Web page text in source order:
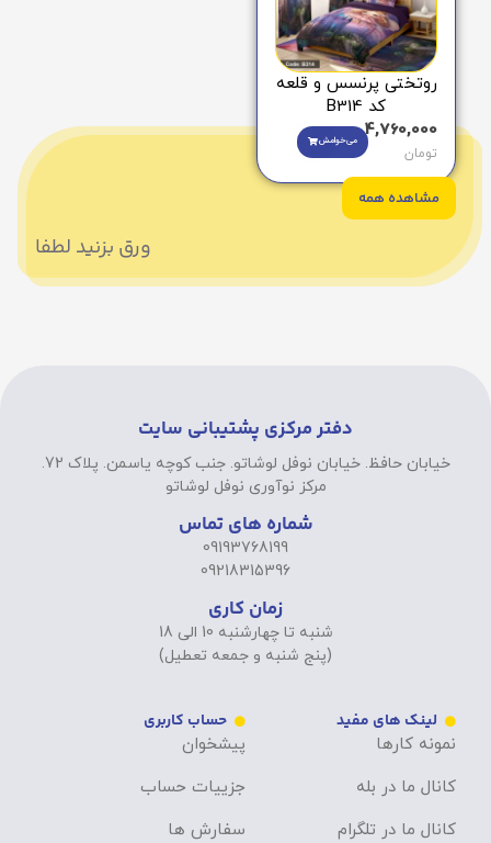
روتختی پرنسس و قلعه
کد B314
4,760,000
تومان
می‌خوامش
مشاهده همه
ورق بزنید لطفا
دفتر مرکزی پشتیبانی سایت
خیابان حافظ. خیابان نوفل لوشاتو. جنب کوچه یاسمن. پلاک 72.
مرکز نوآوری نوفل لوشاتو
شماره های تماس
09193768199
09218315396
زمان کاری
شنبه تا چهارشنبه 10 الی 18
(پنج شنبه و جمعه تعطیل)
لینک های مفید
نمونه کارها
کانال ما در بله
کانال ما در تلگرام
حساب کاربری
پیشخوان
جزییات حساب
سفارش ها